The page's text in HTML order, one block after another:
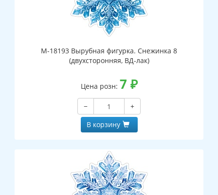
М-18193 Вырубная фигурка. Снежинка 8
(двухсторонняя, ВД-лак)
Цена розн: 7 ₽
−
+
В корзину